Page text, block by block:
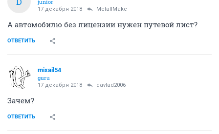
junior
17 декабря 2018 MetallMakc
А автомобилю без лицензии нужен путевой лист?
ОТВЕТИТЬ
mixail54
guru
17 декабря 2018 davlad2006
Зачем?
ОТВЕТИТЬ